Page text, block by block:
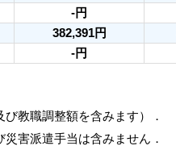
-円
382,391円
-円
教職調整額を含みます）．
害派遣手当は含みません．